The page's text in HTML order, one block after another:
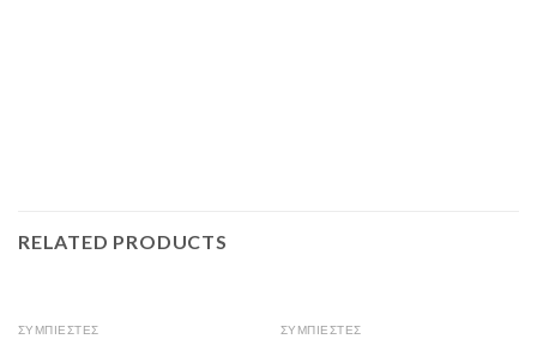
RELATED PRODUCTS
ΣΥΜΠΙΕΣΤΕΣ ΣΥΜΠΙΕΣΤΕΣ